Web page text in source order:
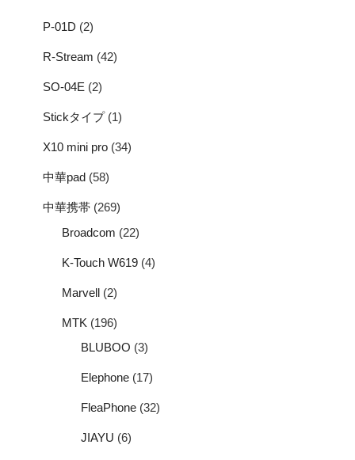
P-01D (2)
R-Stream (42)
SO-04E (2)
Stickタイプ(1)
X10 mini pro (34)
中華pad (58)
中華携帯 (269)
Broadcom (22)
K-Touch W619 (4)
Marvell (2)
MTK (196)
BLUBOO (3)
Elephone (17)
FleaPhone (32)
JIAYU (6)